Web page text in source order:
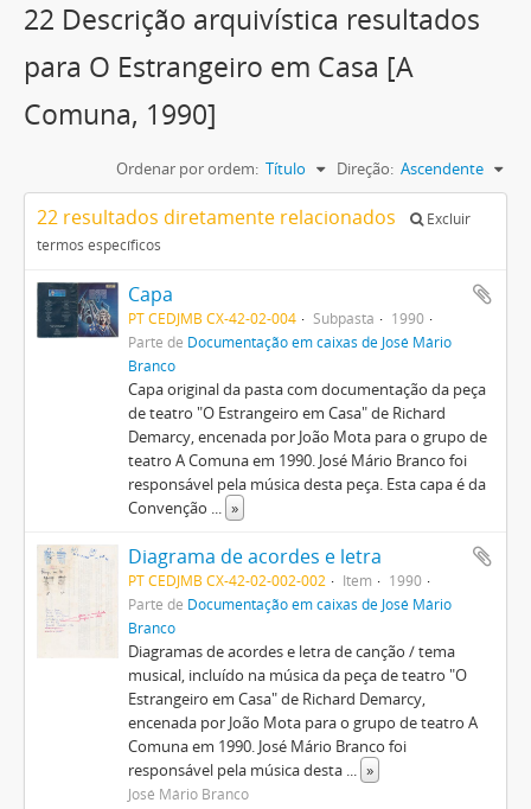
22 Descrição arquivística resultados
para O Estrangeiro em Casa [A
Comuna, 1990]
Ordenar por ordem: Título Direção: Ascendente
22 resultados diretamente relacionados
Excluir
termos específicos
Capa
PT CEDJMB CX-42-02-004 Subpasta
1990
Parte de Documentação em caixas de José Mário
Branco
Capa original da pasta com documentação da peça
de teatro "O Estrangeiro em Casa" de Richard
Demarcy, encenada por João Mota para o grupo de
teatro A Comuna em 1990. José Mário Branco foi
responsável pela música desta peça. Esta capa é da
Convenção ... »
Diagrama de acordes e letra
PT CEDJMB CX-42-02-002-002 Item
1990
Parte de Documentação em caixas de José Mário
Branco
Diagramas de acordes e letra de canção / tema
musical, incluído na música da peça de teatro "O
Estrangeiro em Casa" de Richard Demarcy,
encenada por João Mota para o grupo de teatro A
Comuna em 1990. José Mário Branco foi
responsável pela música desta ... »
José Mário Branco